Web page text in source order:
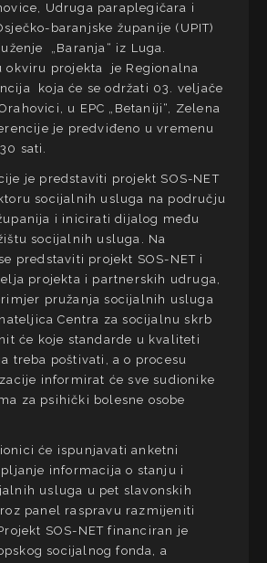
Udruga paraplegičara i
baranjske županije (UPIT)
„Baranja“ iz Luga.
okviru projekta je Regionalna
koja će se održati 03. veljače
u EPC „Betaniji“, Zelena
je predviđeno u vremenu
sati.
je predstaviti projekt SOS-NET
socijalnih usluga na području
i inicirati dijalog među
socijalnih usluga. Na
predstaviti projekt SOS-NET i
projekta i partnerskih udruga,
pružanja socijalnih usluga
Centra za socijalnu skrb
će koje standarde u kvaliteti
treba poštivati, a o procesu
informirat će sve sudionike
za psihički bolesne osobe
će ispunjavati anketni
informacija o stanju i
usluga u pet slavonskih
panel raspravu razmijeniti
SOS-NET financiran je
socijalnog fonda, a